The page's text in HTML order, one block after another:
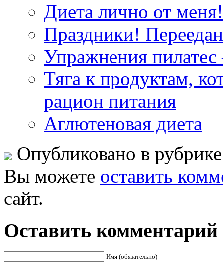
Диета лично от меня!
Праздники!
Упражнения
Тяга к продуктам,
рацион питания
Аглютеновая диета
Опубликовано в
Вы можете оставить
сайт.
Оставить комментарий
Имя (обязательно)